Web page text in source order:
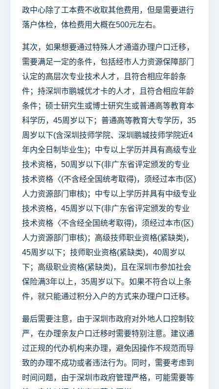
政中心除了工本费不收取其他费用，但是需要进行
落户体检，体检费用大概在500元左右。
其次，如果想要通过特殊人才通道办理户口迁移，
需要满足一定的条件，包括经市人力资源保障部门
认定的高层次专业技术人才，且符合相应年龄条
件；持深圳市鹏城优才卡的人才，且符合相应年龄
条件；硕士研究生或博士研究生或普通高等教育本
科学历，45周岁以下；普通高等教育大专学历，35
周岁以下(含深圳技师学院、深圳鹏城技师学院近4
年内全日制毕业生)；中专以上学历并具有高级专业
技术资格，50周岁以下(非广东省评定颁发的专业
技术资格〈(不含经全国统考取得)，须经过本市(区)
人力资源部门审核)；中专以上学历并具有中级专业
技术资格，45周岁以下(非广东省评定颁发的专业
技术资格〈不含经全国统考取得)，须经过本市(区)
人力资源部门审核)；高级技师职业资格(紧缺类)，
45周岁以下；技师职业资格(紧缺类)，40周岁以
下；高级职业资格(紧缺类)，且在深圳市参加社会
保险满3年以上，35周岁以下。如果不符合以上条
件，就只能通过积分入户的方式来办理户口迁移。
最后需要注意，由于深圳市政府对外地人口控制较
严，在办理亲友户口迁移时需要特别注意。建议通
过正规的代办机构来办理，避免因操作不规范而导
致的办理不成功或者违法行为。同时，需要考虑到
时间问题，由于深圳市政府管理严格，可能需要等